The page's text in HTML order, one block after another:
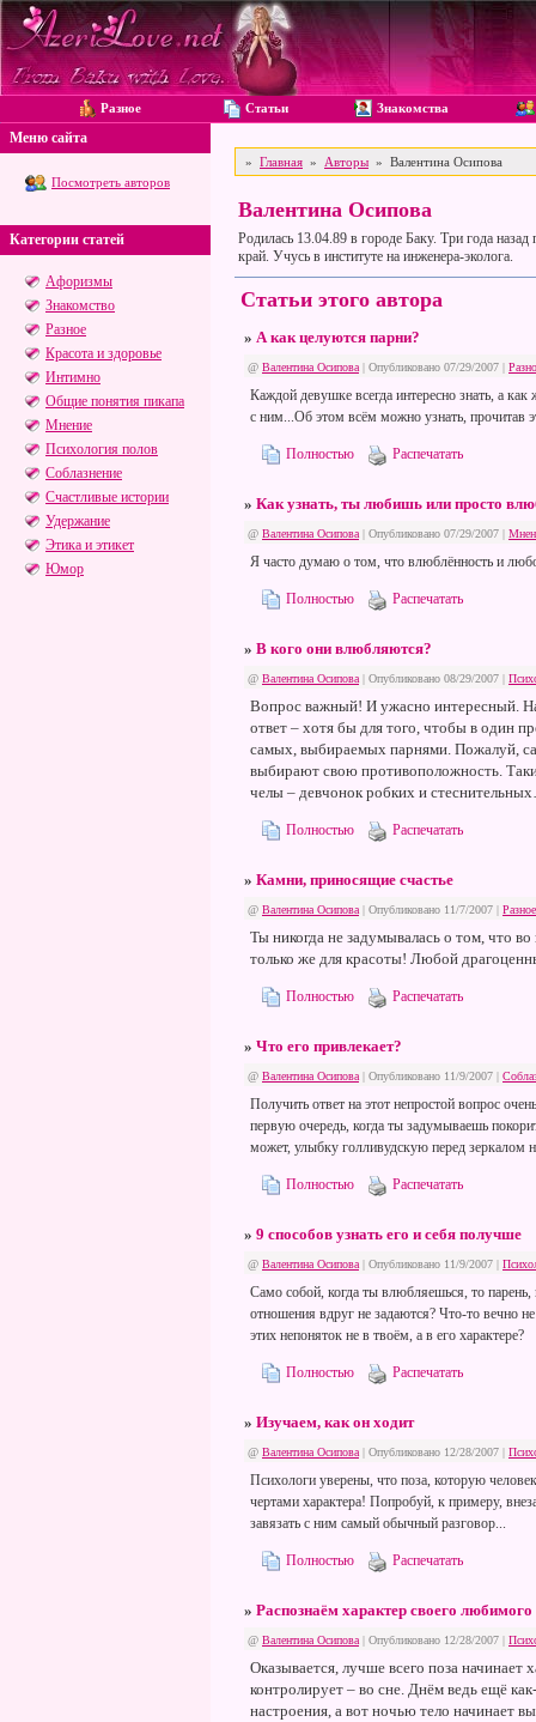
Разное Статьи Знакомства
Меню сайта
Посмотреть авторов
Категории статей
Афоризмы
Знакомство
Разное
Красота и здоровье
Интимно
Общие понятия пикапа
Мнение
Психология полов
Соблазнение
Счастливые истории
Удержание
Этика и этикет
Юмор
» Главная » Авторы » Валентина Осипова
Валентина Осипова
Родилась 13.04.89 в городе Баку. Три года
край. Учусь в институте на инженера-эколога.
Статьи этого автора
» А как целуются парни?
@ Валентина Осипова | Опубликовано 07/29/2007 |
Каждой девушке всегда интересно знать, а
с ним...Об этом всём можно узнать, прочитав
Полностью Распечатать
» Как узнать, ты любишь или просто
@ Валентина Осипова | Опубликовано 07/29/2007 |
Я часто думаю о том, что влюблённость и
Полностью Распечатать
» В кого они влюбляются?
@ Валентина Осипова | Опубликовано 08/29/2007 |
Вопрос важный! И ужасно интересный.
ответ – хотя бы для того, чтобы в один
самых, выбираемых парнями. Пожалуй,
выбирают свою противоположность.
челы – девчонок робких и
Полностью Распечатать
» Камни, приносящие счастье
@ Валентина Осипова | Опубликовано 11/7/2007 | Разное
Ты никогда не задумывалась о том, что
только же для красоты! Любой
Полностью Распечатать
» Что его привлекает?
@ Валентина Осипова | Опубликовано 11/9/2007 |
Получить ответ на этот непростой вопрос
первую очередь, когда ты задумываешь
может, улыбку голливудскую перед зеркалом
Полностью Распечатать
» 9 способов узнать его и себя получше
@ Валентина Осипова | Опубликовано 11/9/2007 |
Само собой, когда ты влюбляешься, то
отношения вдруг не задаются? Что-то вечно
этих непоняток не в твоём, а в его характере?
Полностью Распечатать
» Изучаем, как он ходит
@ Валентина Осипова | Опубликовано 12/28/2007 |
Психологи уверены, что поза, которую
чертами характера! Попробуй, к примеру,
завязать с ним самый обычный разговор...
Полностью Распечатать
» Распознаём характер своего любимого
@ Валентина Осипова | Опубликовано 12/28/2007 |
Оказывается, лучше всего поза начинает
контролирует – во сне. Днём ведь ещё
настроения, а вот ночью тело начинает